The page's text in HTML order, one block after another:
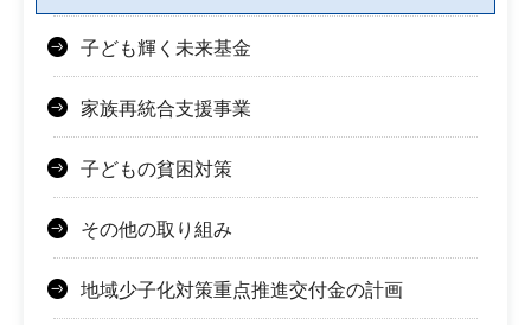
子ども輝く未来基金
家族再統合支援事業
子どもの貧困対策
その他の取り組み
地域少子化対策重点推進交付金の計画